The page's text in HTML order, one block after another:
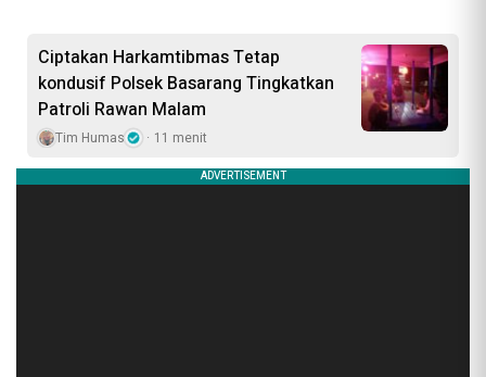
Ciptakan Harkamtibmas Tetap
kondusif Polsek Basarang Tingkatkan
Patroli Rawan Malam
Tim Humas 11 menit